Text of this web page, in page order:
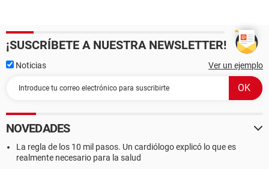
¡SUSCRÍBETE A NUESTRA NEWSLETTER!
Noticias Ver un ejemplo
NOVEDADES
La regla de los 10 mil pasos. Un cardiólogo explicó lo que es
realmente necesario para la salud